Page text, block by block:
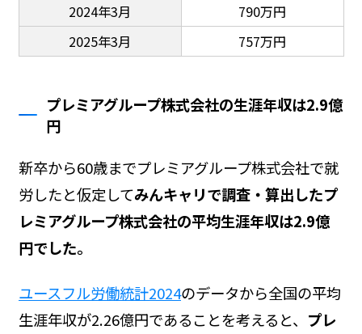
2024年3月
790万円
2025年3月
757万円
プレミアグループ株式会社の生涯年収は2.9億
円
新卒から60歳までプレミアグループ株式会社で就
労したと仮定してみんキャリで調査・算出したプ
レミアグループ株式会社の平均生涯年収は2.9億
円でした。
ユースフル労働統計2024のデータから全国の平均
生涯年収が2.26億円であることを考えると、 プレ